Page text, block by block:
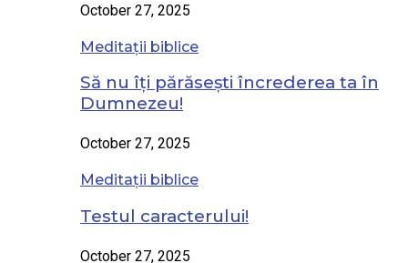
October 27, 2025
Meditații biblice
Să nu îți părăsești încrederea ta în
Dumnezeu!
October 27, 2025
Meditații biblice
Testul caracterului!
October 27, 2025